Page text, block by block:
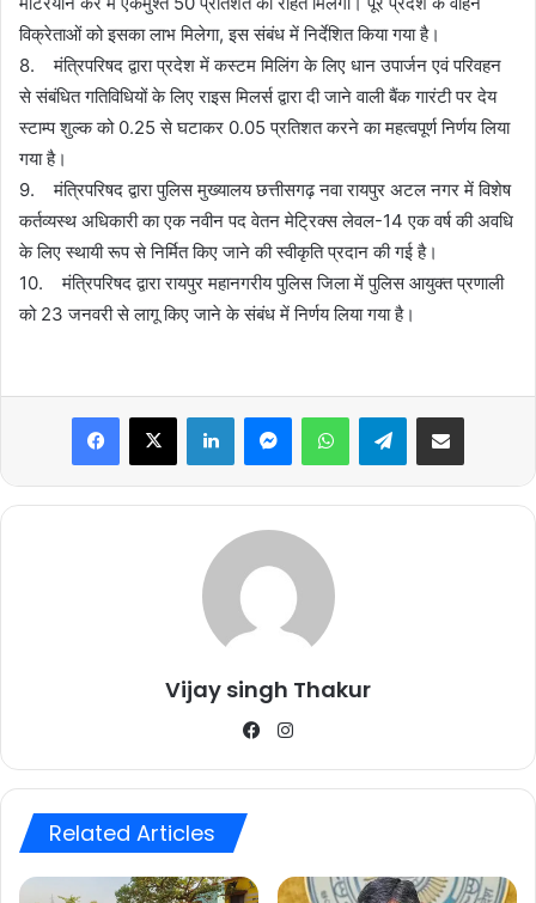
विक्रेताओं को इसका लाभ मिलेगा, इस संबंध में निर्देशित किया गया है।
8. मंत्रिपरिषद द्वारा प्रदेश में कस्टम मिलिंग के लिए धान उपार्जन एवं परिवहन
से संबंधित गतिविधियों के लिए राइस मिलर्स द्वारा दी जाने वाली बैंक गारंटी पर देय
स्टाम्प शुल्क को 0.25 से घटाकर 0.05 प्रतिशत करने का महत्वपूर्ण निर्णय लिया
गया है।
9. मंत्रिपरिषद द्वारा पुलिस मुख्यालय छत्तीसगढ़ नवा रायपुर अटल नगर में विशेष
कर्तव्यस्थ अधिकारी का एक नवीन पद वेतन मेट्रिक्स लेवल-14 एक वर्ष की अवधि
के लिए स्थायी रूप से निर्मित किए जाने की स्वीकृति प्रदान की गई है।
10. मंत्रिपरिषद द्वारा रायपुर महानगरीय पुलिस जिला में पुलिस आयुक्त प्रणाली
को 23 जनवरी से लागू किए जाने के संबंध में निर्णय लिया गया है।
Facebook
X LinkedInMessengerWhatsAppTelegramShare via Email
Vijay singh Thakur
Facebook
Related Articles